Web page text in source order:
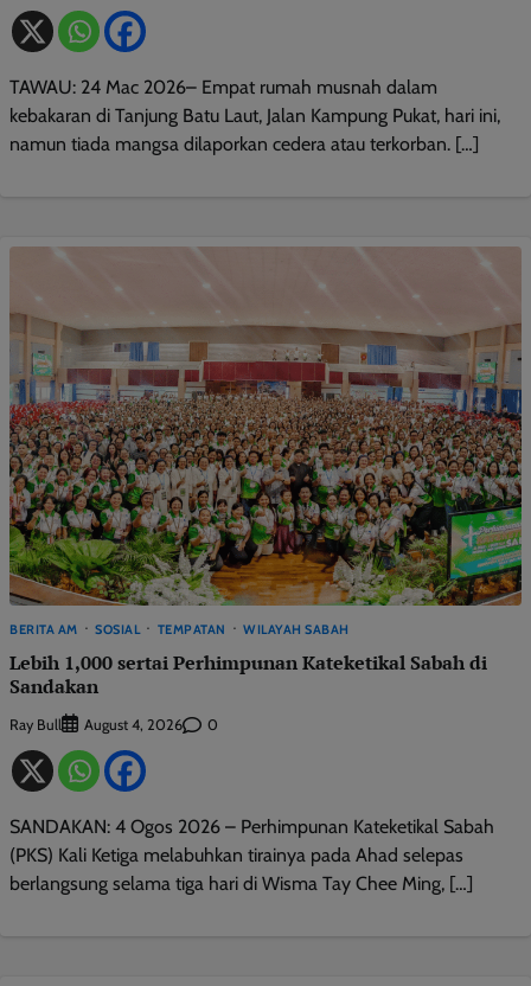
TAWAU: 24 Mac 2026– Empat rumah musnah dalam
kebakaran di Tanjung Batu Laut, Jalan Kampung Pukat, hari ini,
namun tiada mangsa dilaporkan cedera atau terkorban. […]
BERITA AM SOSIAL TEMPATAN WILAYAH SABAH
Lebih 1,000 sertai Perhimpunan Kateketikal Sabah di
Sandakan
Ray Bull August 4, 2026 0
SANDAKAN: 4 Ogos 2026 – Perhimpunan Kateketikal Sabah
(PKS) Kali Ketiga melabuhkan tirainya pada Ahad selepas
berlangsung selama tiga hari di Wisma Tay Chee Ming, […]